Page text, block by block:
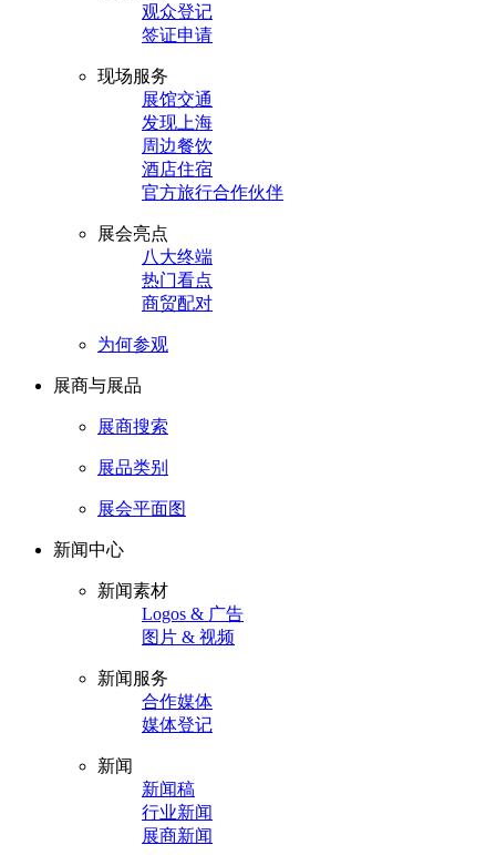
观众登记
签证申请
现场服务
展馆交通
发现上海
周边餐饮
酒店住宿
官方旅行合作伙伴
展会亮点
八大终端
热门看点
商贸配对
为何参观
展商与展品
展商搜索
展品类别
展会平面图
新闻中心
新闻素材
Logos & 广告
图片 & 视频
新闻服务
合作媒体
媒体登记
新闻
新闻稿
行业新闻
展商新闻